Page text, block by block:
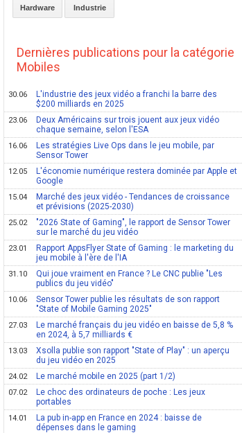
Hardware Industrie
Dernières publications pour la catégorie
Mobiles
30.06
L'industrie des jeux vidéo a franchi la barre des
$200 milliards en 2025
23.06
Deux Américains sur trois jouent aux jeux vidéo
chaque semaine, selon l'ESA
16.06
Les stratégies Live Ops dans le jeu mobile, par
Sensor Tower
12.05
L'économie numérique restera dominée par Apple et
Google
15.04
Marché des jeux vidéo - Tendances de croissance
et prévisions (2025-2030)
25.02
"2026 State of Gaming", le rapport de Sensor Tower
sur le marché du jeu vidéo
23.01
Rapport AppsFlyer State of Gaming : le marketing du
jeu mobile à l'ère de l'IA
31.10
Qui joue vraiment en France ? Le CNC publie "Les
publics du jeu vidéo"
10.06
Sensor Tower publie les résultats de son rapport
"State of Mobile Gaming 2025"
27.03
Le marché français du jeu vidéo en baisse de 5,8 %
en 2024, à 5,7 milliards €
13.03
Xsolla publie son rapport "State of Play" : un aperçu
du jeu vidéo en 2025
24.02 Le marché mobile en 2025 (part 1/2)
07.02
Le choc des ordinateurs de poche : Les jeux
portables
14.01
La pub in-app en France en 2024 : baisse de
dépenses dans le gaming